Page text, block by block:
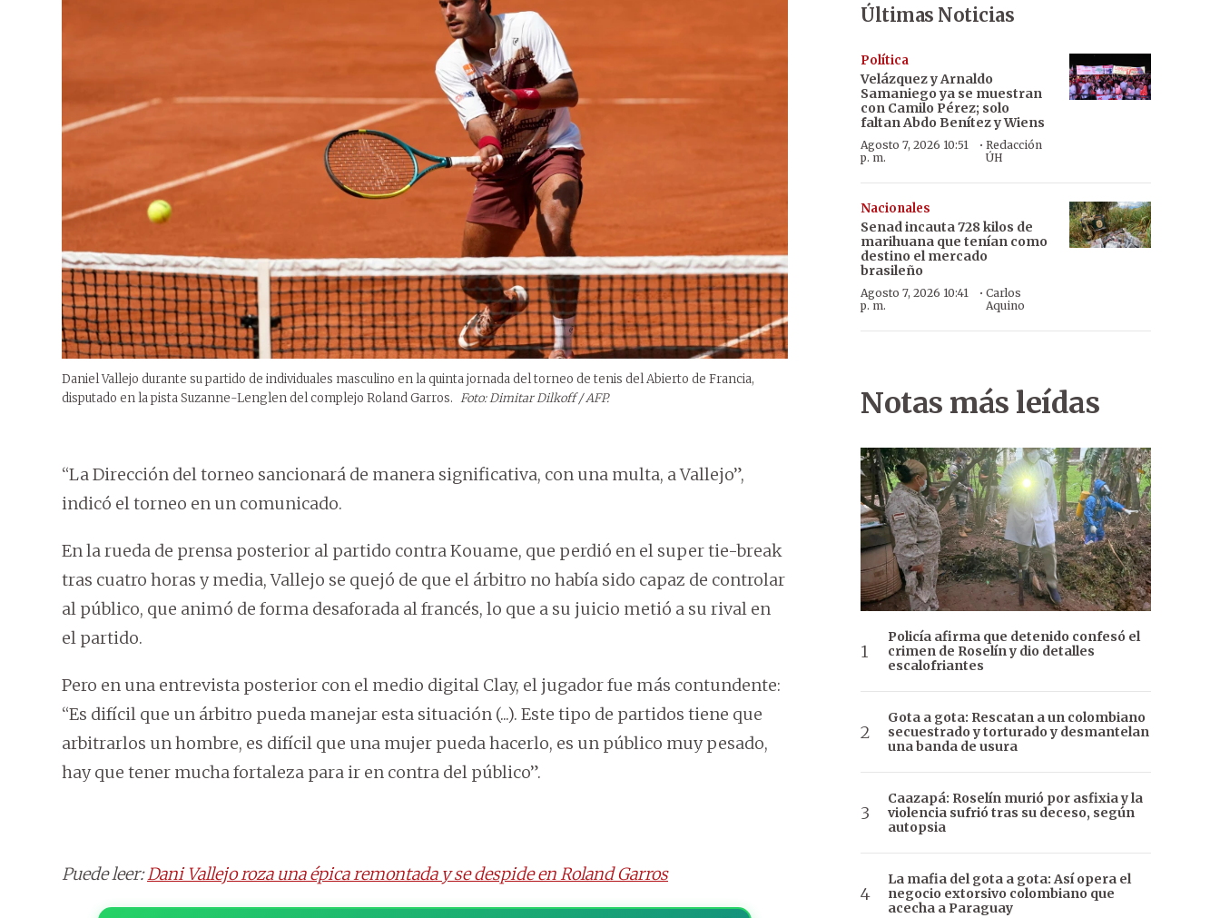
Daniel Vallejo durante su partido de individuales masculino en la quinta jornada del torneo de tenis del Abierto de Francia,
disputado en la pista Suzanne-Lenglen del complejo Roland Garros. Foto: Dimitar Dilkoff / AFP.
“La Dirección del torneo sancionará de manera significativa, con una multa, a Vallejo”,
indicó el torneo en un comunicado.
En la rueda de prensa posterior al partido contra Kouame, que perdió en el super tie-break
tras cuatro horas y media, Vallejo se quejó de que el árbitro no había sido capaz de controlar
al público, que animó de forma desaforada al francés, lo que a su juicio metió a su rival en
el partido.
Pero en una entrevista posterior con el medio digital Clay, el jugador fue más contundente:
“Es difícil que un árbitro pueda manejar esta situación (...). Este tipo de partidos tiene que
arbitrarlos un hombre, es difícil que una mujer pueda hacerlo, es un público muy pesado,
hay que tener mucha fortaleza para ir en contra del público”.
Puede leer:Dani Vallejo roza una épica remontada y se despide en Roland Garros
Últimas Noticias
Política
Velázquez y Arnaldo
Samaniego ya se muestran
con Camilo Pérez; solo
faltan Abdo Benítez y Wiens
Agosto 7, 2026 10:51
p. m.
·Redacción
ÚH
Nacionales
Senad incauta 728 kilos de
marihuana que tenían como
destino el mercado
brasileño
Agosto 7, 2026 10:41
p. m.
· Carlos
Aquino
Notas más leídas
Policía afirma que detenido confesó el
crimen de Roselín y dio detalles
escalofriantes
Gota a gota: Rescatan a un colombiano
secuestrado y torturado y desmantelan
una banda de usura
Caazapá: Roselín murió por asfixia y la
violencia sufrió tras su deceso, según
autopsia
La mafia del gota a gota: Así opera el
negocio extorsivo colombiano que
acecha a Paraguay